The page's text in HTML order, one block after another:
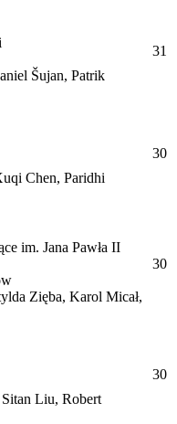
Šujan, Patrik
31
Chen, Paridhi
30
im. Jana Pawła II
Zięba, Karol Micał,
30
Liu, Robert
30